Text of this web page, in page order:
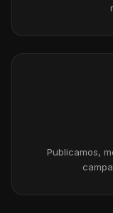
Publicamos,